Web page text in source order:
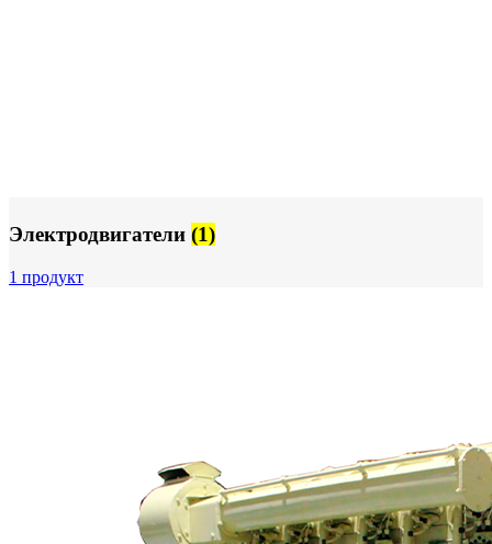
Электродвигатели (1)
1 продукт